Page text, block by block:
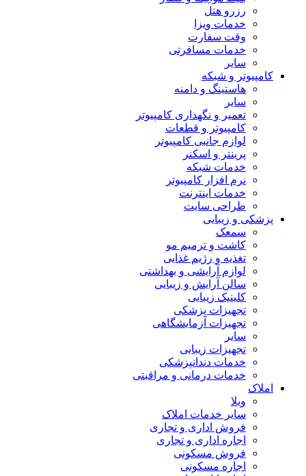
رزرو هتل
خدمات ویزا
وقت سفارت
خدمات مسافرتی
سایر
کامپیوتر و شبکه
هاستینگ و دامنه
سایر
تعمیر و نگهداری کامپیوتر
کامپیوتر و قطعات
لوازم جانبی کامپیوتر
پرینتر و اسکنر
خدمات شبکه
نرم افزار کامپیوتر
خدمات اینترنت
طراحی سایت
پزشکی و زیبایی
سمعک
کاشت و ترمیم مو
تغذیه و رژیم غذایی
لوازم آرایشی و بهداشتی
سالن آرایش و زیبایی
کلینیک زیبایی
تجهیزات پزشکی
تجهیزات آزمایشگاهی
سایر
تجهیزات زیبایی
خدمات دندانپزشکی
خدمات درمانی و مراقبتی
املاک
ویلا
سایر خدمات املاک
فروش اداری و تجاری
اجاره اداری و تجاری
فروش مسکونی
اجاره مسکونی